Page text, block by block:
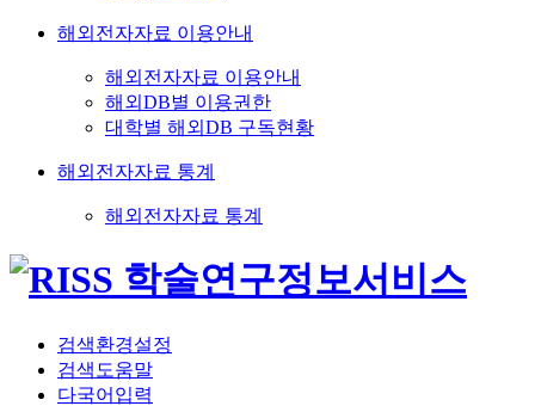
해외전자자료 이용안내
해외전자자료 이용안내
해외DB별 이용권한
대학별 해외DB 구독현황
해외전자자료 통계
해외전자자료 통계
검색환경설정
검색도움말
다국어입력